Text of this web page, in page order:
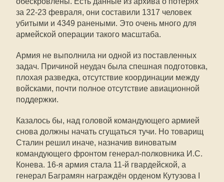
за 22-23 февраля, они составили 1317 человек
убитыми и 4349 ранеными. Это очень много для
армейской операции такого масштаба.
Армия не выполнила ни одной из поставленных
задач. Причиной неудач была спешная подготовка,
плохая разведка, отсутствие координации между
войсками, почти полное отсутствие авиационной
поддержки.
Казалось бы, над головой командующего армией
снова должны начать сгущаться тучи. Но товарищ
Сталин решил иначе, назначив виноватым
командующего фронтом генерал-полковника И.С.
Конева. 16-я армия стала 11-й гвардейской, а
генерал Баграмян награждён орденом Кутузова I